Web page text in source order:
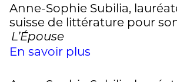
Anne-Sophie Subilia,
suisse de littérature pour
L’Épouse
En savoir plus